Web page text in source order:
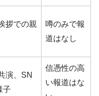
拶での親
噂のみで報
道はなし
演、SN
子
信憑性の高
い報道はな